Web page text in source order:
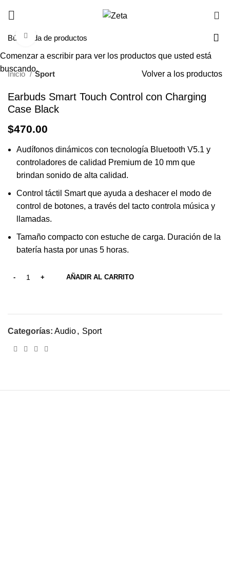
Haga Click para agrandar
Inicio Sport Volver a los productos
Earbuds Smart Touch Control con Charging
Case Black
$470.00
Audífonos dinámicos con tecnología Bluetooth V5.1 y
controladores de calidad Premium de 10 mm que
brindan sonido de alta calidad.
Control táctil Smart que ayuda a deshacer el modo de
control de botones, a través del tacto controla música y
llamadas.
Tamaño compacto con estuche de carga. Duración de la
batería hasta por unas 5 horas.
AÑADIR AL CARRITO
Categorías: Audio, Sport
Comenzar a escribir para ver los productos que usted está
buscando.